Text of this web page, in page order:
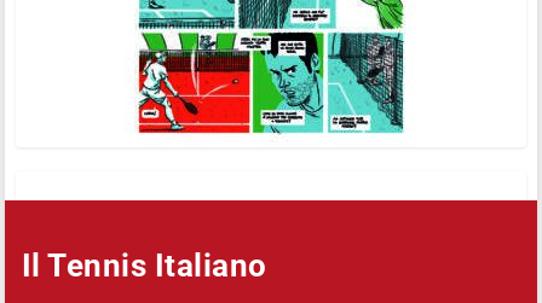
Il Tennis Italiano